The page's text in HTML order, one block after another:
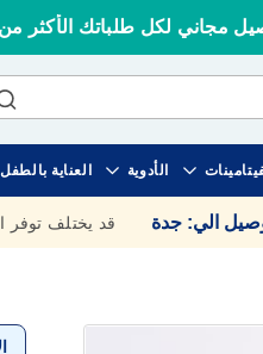
مجاني لكل طلباتك الأكثر من 100 ريال
الأدوية العناية
الي: جدة قد يختلف توفر